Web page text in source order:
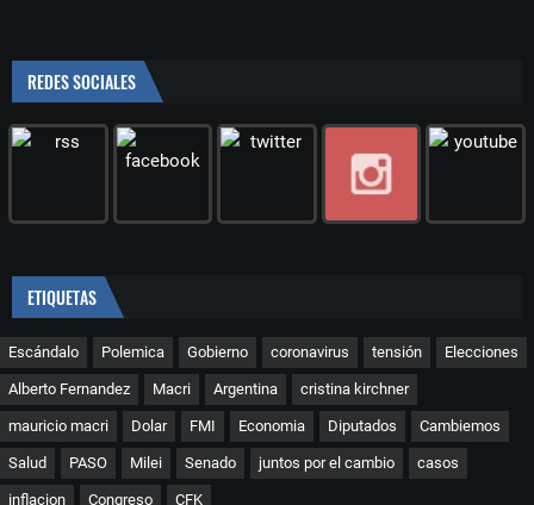
REDES SOCIALES
ETIQUETAS
Escándalo Polemica Gobierno coronavirus tensión Elecciones
Alberto Fernandez Macri Argentina cristina kirchner
mauricio macri Dolar FMI Economia Diputados Cambiemos
Salud PASO Milei Senado juntos por el cambio casos
inflacion Congreso CFK